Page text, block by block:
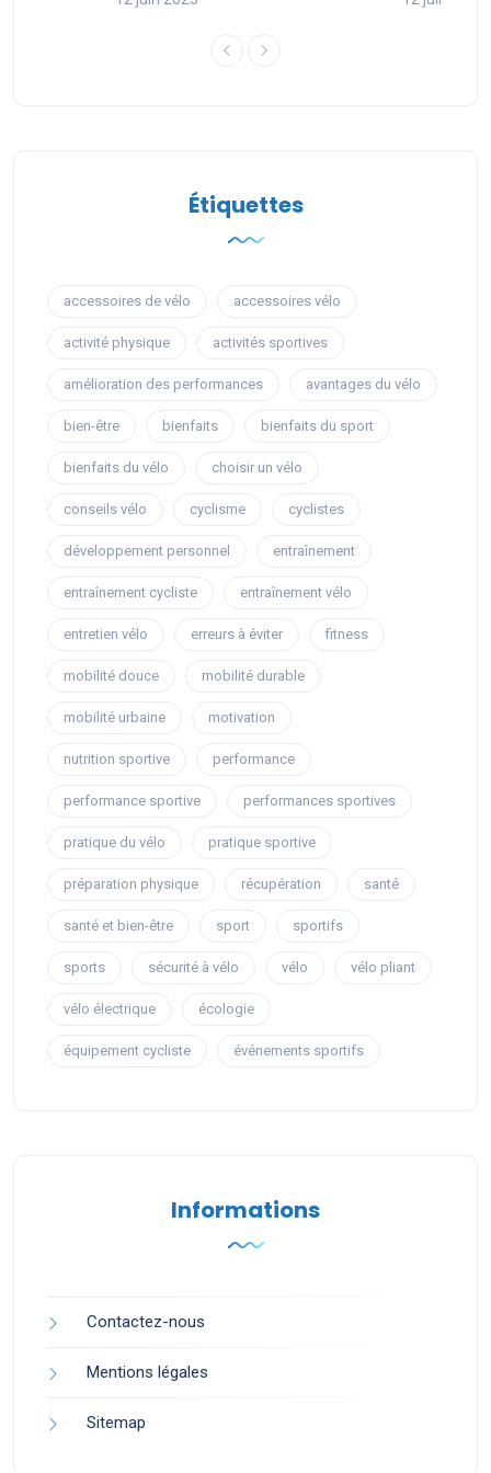
Étiquettes
accessoires de vélo accessoires vélo
activité physique activités sportives
amélioration des performances avantages du vélo
bien-être bienfaits bienfaits du sport
bienfaits du vélo choisir un vélo
conseils vélo cyclisme cyclistes
développement personnel entraînement
entraînement cycliste entraînement vélo
entretien vélo erreurs à éviter fitness
mobilité douce mobilité durable
mobilité urbaine motivation
nutrition sportive performance
performance sportive performances sportives
pratique du vélo pratique sportive
préparation physique récupération santé
santé et bien-être sport sportifs
sports sécurité à vélo vélo vélo pliant
vélo électrique écologie
équipement cycliste événements sportifs
Informations
Contactez-nous
Mentions légales
Sitemap